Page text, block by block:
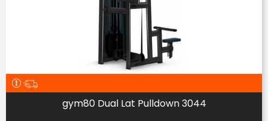
gym80 Dual Lat Pulldown 3044